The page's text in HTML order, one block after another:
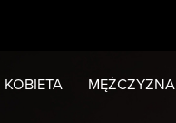
KOBIETA MĘŻCZYZNA